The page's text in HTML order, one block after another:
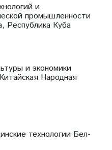
и
промышленности
Республика Куба
и экономики
Народная
технологии Бел-